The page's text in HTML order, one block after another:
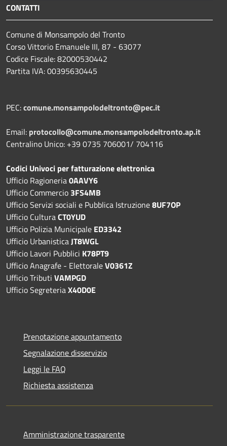
CONTATTI
Comune di Monsampolo del Tronto
Corso Vittorio Emanuele III, 87 - 63077
Codice Fiscale: 82000530442
Partita IVA: 00395630445
PEC:comune.monsampolodeltronto@pec.it
Email: protocollo@comune.monsampolodeltronto.ap.it
Centralino Unico: +39 0735 706001/ 704116
Codici Univoci per fatturazione elettronica
Ufficio Ragioneria0AAVY6
Ufficio Commercio 3FS4MB
Ufficio Servizi sociali e Pubblica Istruzione8UF7OP
Ufficio CulturaCT0YUD
Ufficio Polizia Municipale ED3342
Ufficio UrbanisticaJT8WGL
Ufficio Lavori Pubblici K78PT9
Ufficio Anagrafe - ElettoraleV0361Z
Ufficio Tributi VAMPGD
Ufficio SegreteriaX40D0E
Prenotazione appuntamento
Segnalazione disservizio
Leggi le FAQ
Richiesta assistenza
Amministrazione trasparente